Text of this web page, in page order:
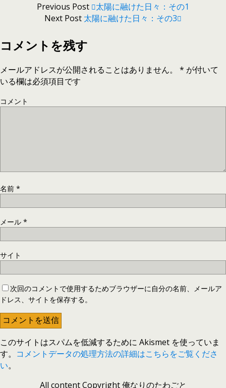
Previous Post
太陽に融けた日々：その1
Next Post 太陽に融けた日々：その3
コメントを残す
メールアドレスが公開されることはありません。 * が付いて
いる欄は必須項目です
コメント
名前 *
メール *
サイト
次回のコメントで使用するためブラウザーに自分の名前、メールア
ドレス、サイトを保存する。
このサイトはスパムを低減するために Akismet を使っていま
す。 コメントデータの処理方法の詳細はこちらをご覧くださ
い。
All content Copyright 俺なりのたわごと